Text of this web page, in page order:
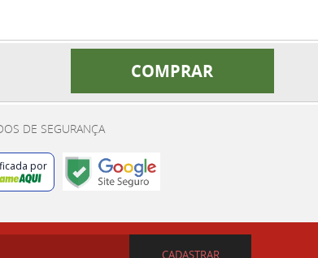
COMPRAR
DE SEGURANÇA
por
CADASTRAR